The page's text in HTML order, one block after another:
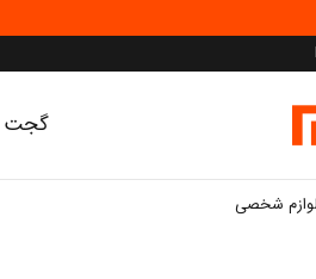
گجت
لوازم شخصی